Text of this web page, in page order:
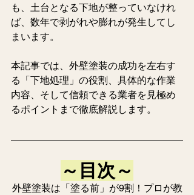
も、土台となる下地が整っていなけれ
ば、数年で剥がれや膨れが発生してし
まいます。
本記事では、外壁塗装の成功を左右す
る「下地処理」の役割、具体的な作業
内容、そして信頼できる業者を見極め
るポイントまで徹底解説します。
～目次～
外壁塗装は「塗る前」が9割！プロが教